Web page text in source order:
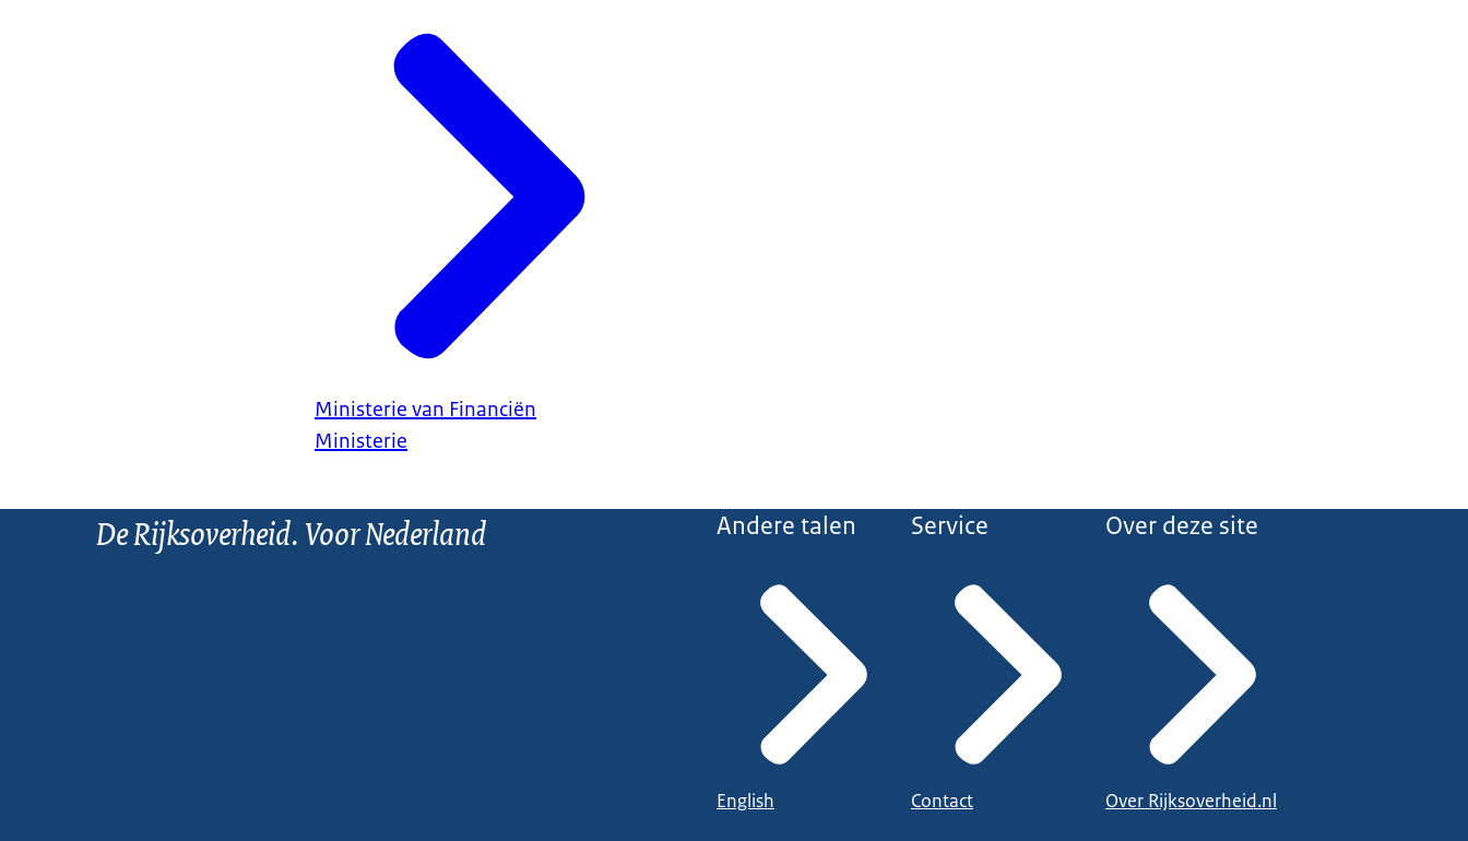
Ministerie van Financiën
Ministerie
De Rijksoverheid. Voor Nederland Andere talen
English
Service
Contact
Over deze site
Over Rijksoverheid.nl